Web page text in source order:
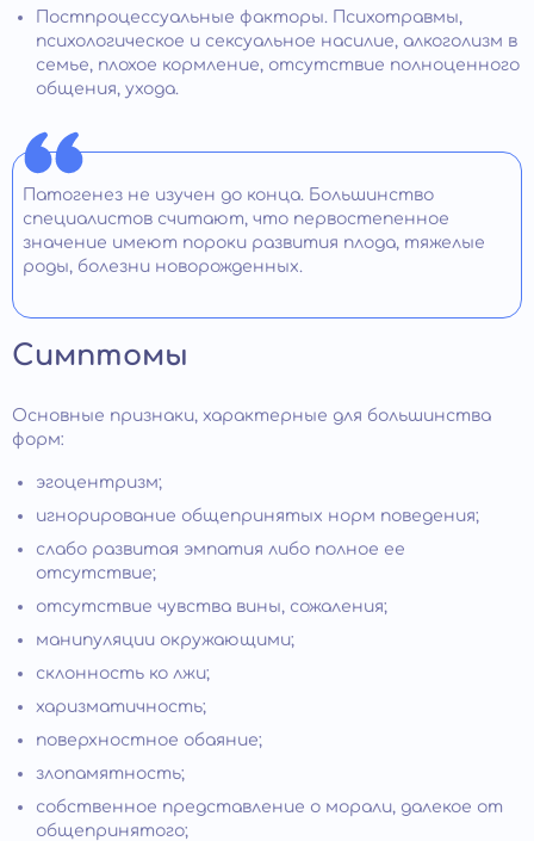
Постпроцессуальные факторы. Психотравмы,
психологическое и сексуальное насилие, алкоголизм в
семье, плохое кормление, отсутствие полноценного
общения, ухода.
Патогенез не изучен до конца. Большинство
специалистов считают, что первостепенное
значение имеют пороки развития плода, тяжелые
роды, болезни новорожденных.
Симптомы
Основные признаки, характерные для большинства
форм:
эгоцентризм;
игнорирование общепринятых норм поведения;
слабо развитая эмпатия либо полное ее
отсутствие;
отсутствие чувства вины, сожаления;
манипуляции окружающими;
склонность ко лжи;
харизматичность;
поверхностное обаяние;
злопамятность;
собственное представление о морали, далекое от
общепринятого;